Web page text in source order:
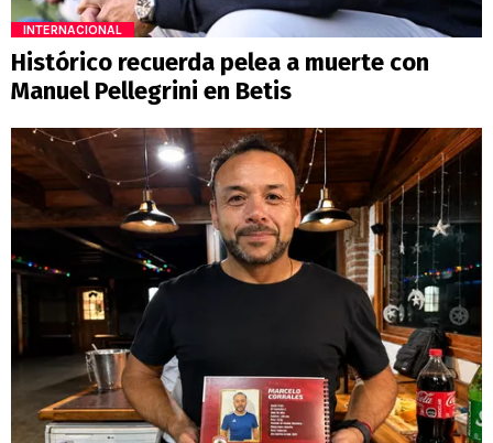
INTERNACIONAL
Histórico recuerda pelea a muerte con
Manuel Pellegrini en Betis